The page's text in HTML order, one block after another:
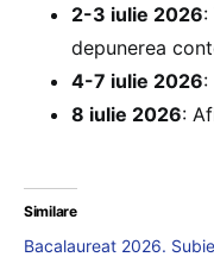
2-3 iulie 2026:
depunerea
4-7 iulie 2026:
8 iulie 2026:
Similare
Bacalaureat 2026.